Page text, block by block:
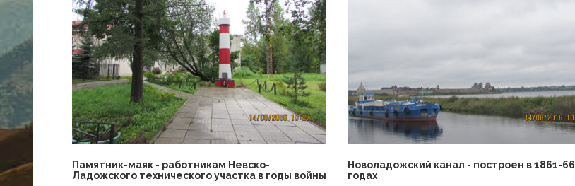
Памятник-маяк - работникам Невско-
Ладожского технического участка в годы войны
Новоладожский канал - построен в 1861-66
годах